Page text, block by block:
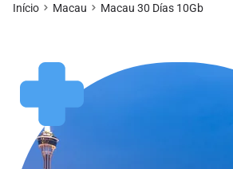
Início Macau Macau 30 Días 10Gb